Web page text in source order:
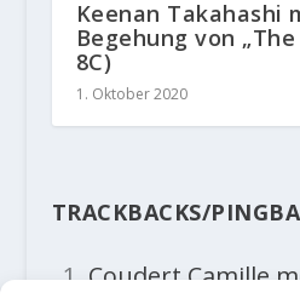
Keenan Takahashi
Begehung von
8C)
1. Oktober 2020
TRACKBACKS/
Coudert Camille